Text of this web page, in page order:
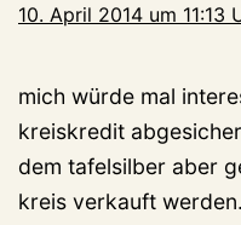
10. April 2014 um 11:13
mich würde mal
kreiskredit
dem tafelsilber aber
kreis verkauft werden.